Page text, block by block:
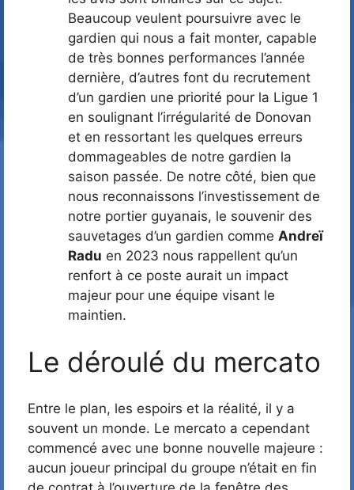
Beaucoup veulent poursuivre avec le
gardien qui nous a fait monter, capable
de très bonnes performances l’année
dernière, d’autres font du recrutement
d’un gardien une priorité pour la Ligue 1
en soulignant l’irrégularité de Donovan
et en ressortant les quelques erreurs
dommageables de notre gardien la
saison passée. De notre côté, bien que
nous reconnaissons l’investissement de
notre portier guyanais, le souvenir des
sauvetages d’un gardien comme Andreï
Radu en 2023 nous rappellent qu’un
renfort à ce poste aurait un impact
majeur pour une équipe visant le
maintien.
Le déroulé du mercato
Entre le plan, les espoirs et la réalité, il y a
souvent un monde. Le mercato a cependant
commencé avec une bonne nouvelle majeure :
aucun joueur principal du groupe n’était en fin